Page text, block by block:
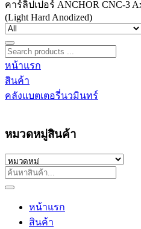
คาร์ลิปเปอร์ ANCHOR CNC-3
(Light Hard Anodized)
หน้าแรก
สินค้า
คลังแบตเตอรี่นวมินทร์
หมวดหมู่สินค้า
หน้าแรก
สินค้า